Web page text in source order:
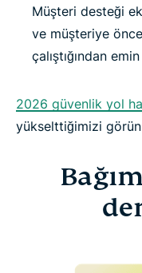
Müşteri desteği
ve müşteriye
çalıştığından
2026 güvenlik yol
yükselttiğimizi